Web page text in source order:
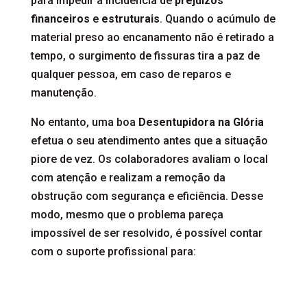
financeiros eestruturais. Quando o acúmulo de
material preso ao encanamento não é retirado a
tempo, o surgimento de fissuras tira a paz de
qualquer pessoa, em caso de reparos e
manutenção.
No entanto, uma boa Desentupidora na Glória
efetua o seu atendimento antes que a situação
piore de vez. Os colaboradores avaliam o local
com atenção e realizam a remoção da
obstrução com segurança e eficiência. Desse
modo, mesmo que o problema pareça
impossível de ser resolvido, é possível contar
com o suporte profissional para: